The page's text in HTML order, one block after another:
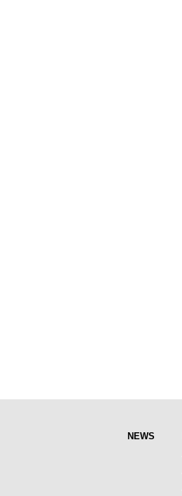
NEWS